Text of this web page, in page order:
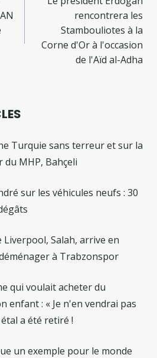
rencontrera les
Stambouliotes à la
Corne d'Or à l'occasion
de l'Aïd al-Adha
Turquie sans terreur et sur la
du MHP, Bahçeli
sur les véhicules neufs : 30
Liverpool, Salah, arrive en
à Trabzonspor
qui voulait acheter du
enfant : « Je n'en vendrai pas
a été retiré !
un exemple pour le monde